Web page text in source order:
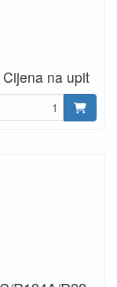
Cijena na upit